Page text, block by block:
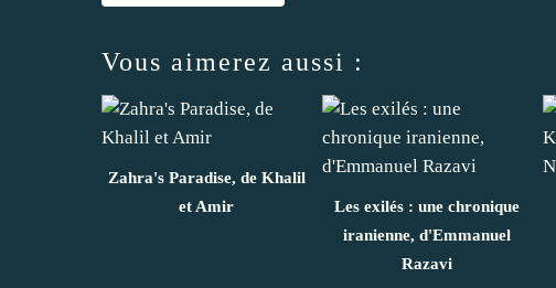
Vous aimerez aussi :
Zahra's Paradise, de Khalil
et Amir
Les exilés : une chronique
iranienne, d'Emmanuel
Razavi